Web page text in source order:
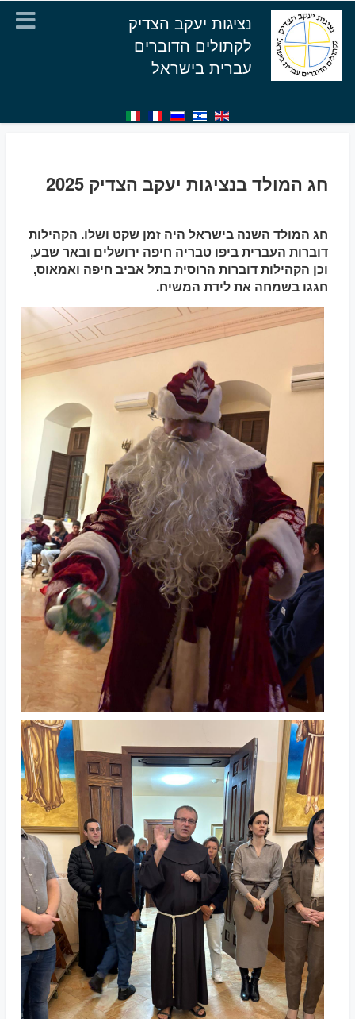
נציגות יעקב הצדיק
לקתולים הדוברים
עברית בישראל
חג המולד בנציגות יעקב הצדיק 2025
חג המולד השנה בישראל היה זמן שקט ושלו. הקהילות
דוברות העברית ביפו טבריה חיפה ירושלים ובאר שבע,
וכן הקהילות דוברות הרוסית בתל אביב חיפה ואמאוס,
חגגו בשמחה את לידת המשיח.